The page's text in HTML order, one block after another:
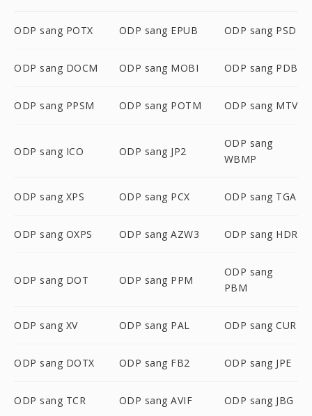
ODP sang POTX ODP sang EPUB ODP sang PSD
ODP sang DOCM ODP sang MOBI ODP sang PDB
ODP sang PPSM ODP sang POTM ODP sang MTV
ODP sang ICO ODP sang JP2
ODP sang
WBMP
ODP sang XPS ODP sang PCX ODP sang TGA
ODP sang OXPS ODP sang AZW3 ODP sang HDR
ODP sang DOT ODP sang PPM
ODP sang
PBM
ODP sang XV ODP sang PAL ODP sang CUR
ODP sang DOTX ODP sang FB2 ODP sang JPE
ODP sang TCR ODP sang AVIF ODP sang JBG